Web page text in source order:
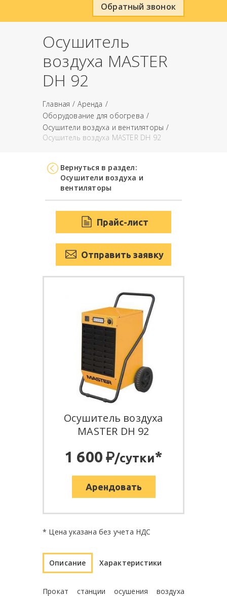
Обратный звонок
Oсушитель
воздуха MASTER
DH 92
Главная
Аренда
Оборудование для обогрева
Oсушители воздуха и вентиляторы
Oсушитель воздуха MASTER DH 92
Вернуться в раздел:
Oсушители воздуха и
вентиляторы
Прайс-лист
Отправить заявку
Oсушитель воздуха
MASTER DH 92
1 600:/сутки*
Арендовать
* Цена указана без учета НДС
Описание Характеристики
Прокат станции осушения воздуха